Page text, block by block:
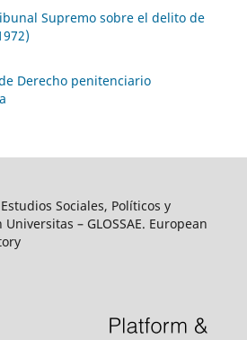
Supremo sobre el delito de
Derecho penitenciario
Sociales, Políticos y
– GLOSSAE. European